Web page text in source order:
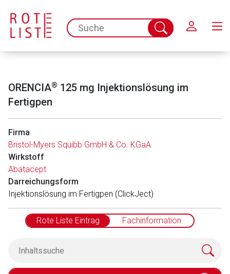
spc.search.input.placeholder
Suche
abschicken
ORENCIA® 125 mg Injektionslösung im
Fertigpen
Firma
Bristol-Myers Squibb GmbH & Co. KGaA
Wirkstoff
Abatacept
Darreichungsform
In­jektionslösung im Fertigpen (ClickJect)
Rote Liste Eintrag Fachinformation